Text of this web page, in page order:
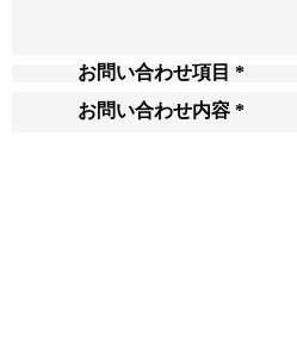
お問い合わせ項目 *
お問い合わせ内容 *